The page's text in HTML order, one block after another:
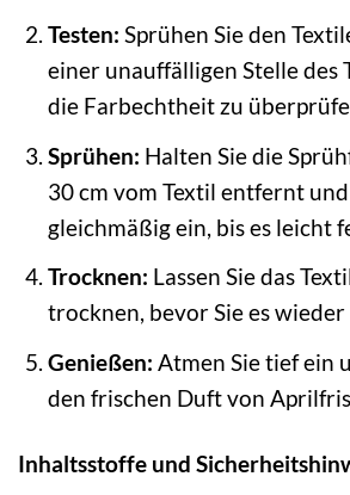
Testen: Sprühen Sie den
einer unauffälligen Stelle des
die Farbechtheit zu
Sprühen: Halten Sie die
30 cm vom Textil entfernt
gleichmäßig ein, bis es leicht
Trocknen: Lassen Sie das
trocknen, bevor Sie es
Genießen: Atmen Sie tief ein
den frischen Duft von
Inhaltsstoffe und